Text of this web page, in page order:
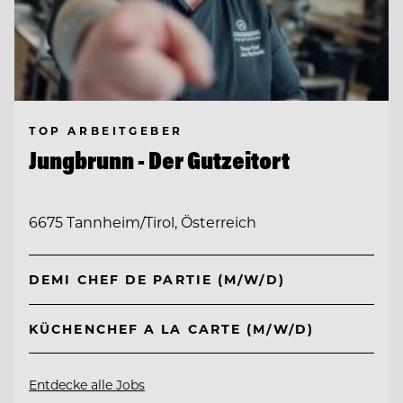
TOP ARBEITGEBER
Jungbrunn - Der Gutzeitort
6675 Tannheim/Tirol, Österreich
DEMI CHEF DE PARTIE (M/W/D)
KÜCHENCHEF A LA CARTE (M/W/D)
Entdecke alle Jobs